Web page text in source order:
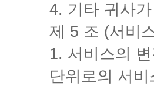
4. 기타 귀사
제 5 조 (서비
1. 서비스의
단위로의 서